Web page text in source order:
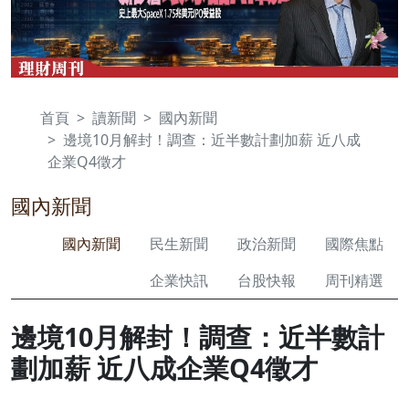
首頁 讀新聞
國內新聞
邊境10月解封！調查：近半數計劃加薪 近八成
企業Q4徵才
國內新聞
國內新聞 民生新聞 政治新聞
國際焦點
企業快訊
台股快報 周刊精選
邊境10月解封！調查：近半數計
劃加薪 近八成企業Q4徵才